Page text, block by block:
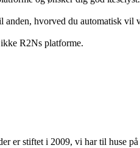
hvorved du automatisk
R2Ns platforme.
er stiftet i 2009, vi har til huse